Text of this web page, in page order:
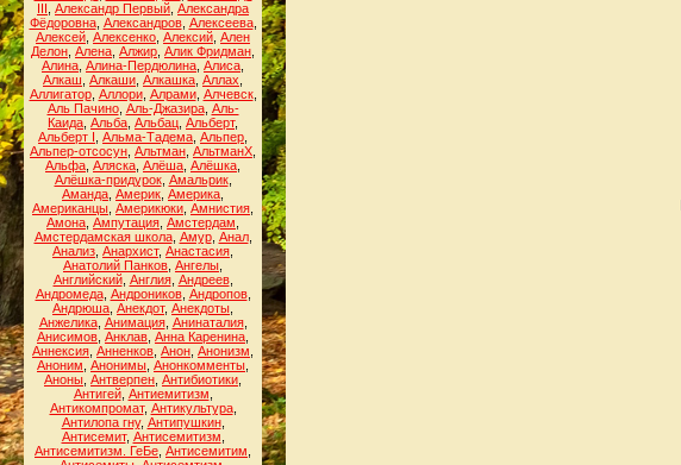
III Александр Первый Александра
Фёдоровна, Александров, Алексеева,
Алексей Алексенко Алексий Ален
Делон Алена Алжир Алик Фридман
Алина Алина-Пердюлина Алиса
Алкаш Алкаши Алкашка Аллах
Аллигатор, Аллори, Алрами, Алчевск,
Аль Пачино, Аль-Джазира, Аль-
Каида Альба Альбац Альберт,
Альберт I Альма-Тадема Альпер
Альпер-отсосун Альтман АльтманХ
Альфа Аляска Алёша Алёшка
Алёшка-придурок, Амальрик,
Аманда Америк Америка
Американцы Америкюки Амнистия
Амона Ампутация Амстердам
Амстердамская школа, Амур, Анал,
Анализ Анархист, Анастасия
Анатолий Панков Ангелы
Английский, Англия, Андреев,
Андромеда, Андроников, Андропов,
Андрюша Анекдот, Анекдоты
Анжелика, Анимация, Анинаталия,
Анисимов Анклав Анна Каренина
Аннексия Анненков Анон Анонизм
Аноним Анонимы Анонкомменты
Аноны Антверпен Антибиотики
Антигей, Антиемитизм
Антикомпромат, Антикультура,
Антилопа гну, Антипушкин,
Антисемит, Антисемитизм
Антисемитизм. ГеБе Антисемитим